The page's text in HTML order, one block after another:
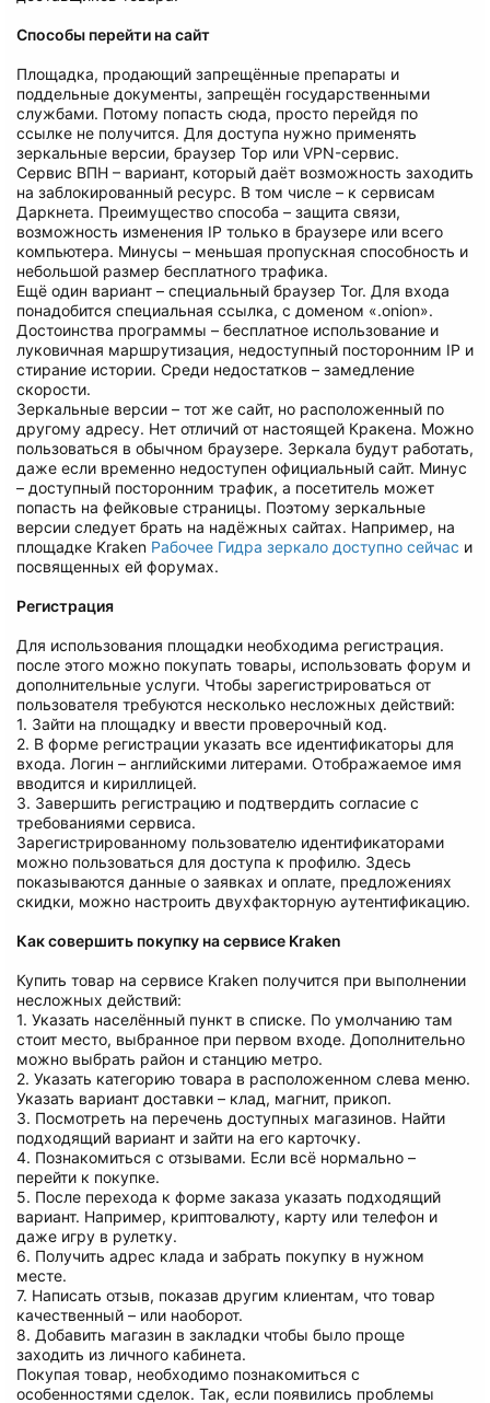
Способы перейти на сайт
Площадка, продающий запрещённые препараты и
поддельные документы, запрещён государственными
службами. Потому попасть сюда, просто перейдя по
ссылке не получится. Для доступа нужно применять
зеркальные версии, браузер Тор или VPN-сервис.
Сервис ВПН – вариант, который даёт возможность заходить
на заблокированный ресурс. В том числе – к сервисам
Даркнета. Преимущество способа – защита связи,
возможность изменения IP только в браузере или всего
компьютера. Минусы – меньшая пропускная способность и
небольшой размер бесплатного трафика.
Ещё один вариант – специальный браузер Tor. Для входа
понадобится специальная ссылка, с доменом «.onion».
Достоинства программы – бесплатное использование и
луковичная маршрутизация, недоступный посторонним IP и
стирание истории. Среди недостатков – замедление
скорости.
Зеркальные версии – тот же сайт, но расположенный по
другому адресу. Нет отличий от настоящей Кракена. Можно
пользоваться в обычном браузере. Зеркала будут работать,
даже если временно недоступен официальный сайт. Минус
– доступный посторонним трафик, а посетитель может
попасть на фейковые страницы. Поэтому зеркальные
версии следует брать на надёжных сайтах. Например, на
площадке Kraken Рабочее Гидра зеркало доступно сейчас и
посвященных ей форумах.
Регистрация
Для использования площадки необходима регистрация.
после этого можно покупать товары, использовать форум и
дополнительные услуги. Чтобы зарегистрироваться от
пользователя требуются несколько несложных действий:
1. Зайти на площадку и ввести проверочный код.
2. В форме регистрации указать все идентификаторы для
входа. Логин – английскими литерами. Отображаемое имя
вводится и кириллицей.
3. Завершить регистрацию и подтвердить согласие с
требованиями сервиса.
Зарегистрированному пользователю идентификаторами
можно пользоваться для доступа к профилю. Здесь
показываются данные о заявках и оплате, предложениях
скидки, можно настроить двухфакторную аутентификацию.
Как совершить покупку на сервисе Kraken
Купить товар на сервисе Kraken получится при выполнении
несложных действий:
1. Указать населённый пункт в списке. По умолчанию там
стоит место, выбранное при первом входе. Дополнительно
можно выбрать район и станцию метро.
2. Указать категорию товара в расположенном слева меню.
Указать вариант доставки – клад, магнит, прикоп.
3. Посмотреть на перечень доступных магазинов. Найти
подходящий вариант и зайти на его карточку.
4. Познакомиться с отзывами. Если всё нормально –
перейти к покупке.
5. После перехода к форме заказа указать подходящий
вариант. Например, криптовалюту, карту или телефон и
даже игру в рулетку.
6. Получить адрес клада и забрать покупку в нужном
месте.
7. Написать отзыв, показав другим клиентам, что товар
качественный – или наоборот.
8. Добавить магазин в закладки чтобы было проще
заходить из личного кабинета.
Покупая товар, необходимо познакомиться с
особенностями сделок. Так, если появились проблемы